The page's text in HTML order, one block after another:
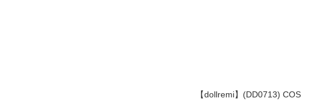
【dollremi】(DD0713) COS